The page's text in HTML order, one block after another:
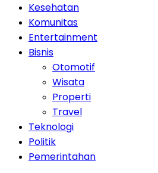
Kesehatan
Komunitas
Entertainment
Bisnis
Otomotif
Wisata
Properti
Travel
Teknologi
Politik
Pemerintahan